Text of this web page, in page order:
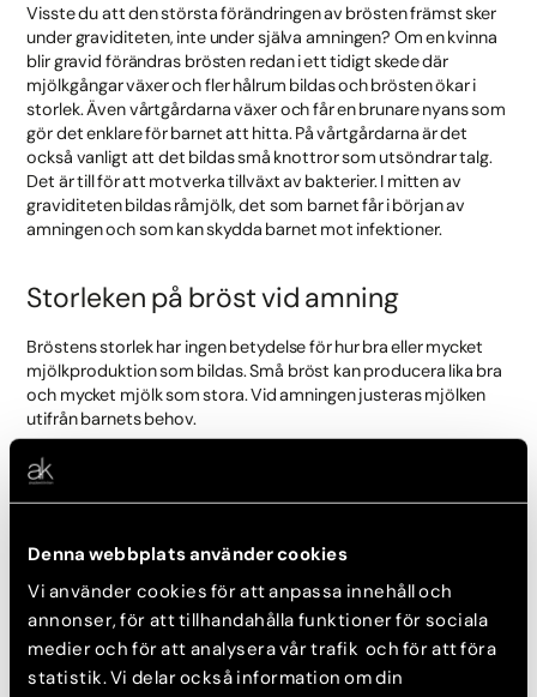
Denna webbplats använder cookies
Vi använder cookies för att anpassa innehåll och
annonser, för att tillhandahålla funktioner för sociala
medier och för att analysera vår trafik och för att föra
statistik. Vi delar också information om din
Visste du att den största förändringen av brösten främst sker
under graviditeten, inte under själva amningen? Om en kvinna
blir gravid förändras brösten redan i ett tidigt skede där
mjölkgångar växer och fler hålrum bildas och brösten ökar i
storlek. Även vårtgårdarna växer och får en brunare nyans som
gör det enklare för barnet att hitta. På vårtgårdarna är det
också vanligt att det bildas små knottror som utsöndrar talg.
Det är till för att motverka tillväxt av bakterier. I mitten av
graviditeten bildas råmjölk, det som barnet får i början av
amningen och som kan skydda barnet mot infektioner.
Storleken på bröst vid amning
Bröstens storlek har ingen betydelse för hur bra eller mycket
mjölkproduktion som bildas. Små bröst kan producera lika bra
och mycket mjölk som stora. Vid amningen justeras mjölken
utifrån barnets behov.
Ibland kan det ena bröstet upplevas större än det andra kan
det bero på att barnet har ett bättre amningsgrepp eller att
ifrån, men också barnets position för att få en jämnare
mjölkproduktion.
Många gånger kan mjölkproduktionen ha överstimulerats och
brösten upplevas ömma och hårda. Då har du troligtvis fått
mjölkstockning. Prova att låta barnet amma brösten eller